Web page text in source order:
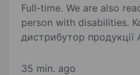
Full-time. We are also
person with disabilities. Компанія, офіційний
дистрибутор продукції
а представник/ця м.
35 min. ago